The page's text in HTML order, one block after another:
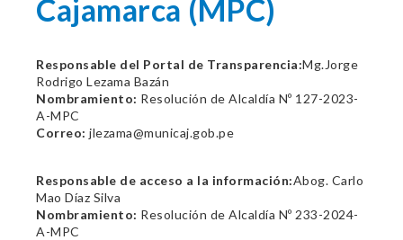
Cajamarca (MPC)
Responsable del Portal de Transparencia:Mg.Jorge
Rodrigo Lezama Bazán
Nombramiento: Resolución de Alcaldía Nº 127-2023-
A-MPC
Correo: jlezama@municaj.gob.pe
Responsable de acceso a la información:Abog. Carlo
Mao Díaz Silva
Nombramiento: Resolución de Alcaldía Nº 233-2024-
A-MPC